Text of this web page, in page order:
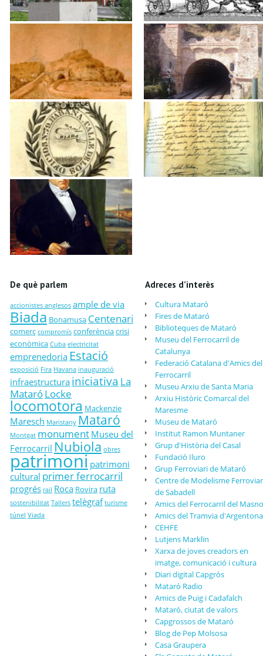
De què parlem
accionistes anglesos ample de via
Biada Bonamusa Centenari
comerç compromís conferènciacrisi
econòmica Cuba electricitat
emprenedoria Estació
exposició Fira Havana inauguració
infraestructurainiciativa La
MataróLocke
locomotora Mackenzie
Maresch Maristany Mataró
Montgat monumentMuseu del
Ferrocarril Nubiola obres
patrimonipatrimoni
cultural primer ferrocarril
progrés rail Roca Rovira ruta
sostenibilitat Tallers telègraf turisme
túnel Viada
Adreces d’interès
Cultura Mataró
Fires de Mataró
Biblioteques de Mataró
Museu del Ferrocarril de
Catalunya
Federació Catalana d'Amics del
Ferrocarril
Museu Arxiu de Santa Maria
Arxiu Històric Comarcal del
Maresme
Museu de Mataró
Institut Ramon Muntaner
Grup d'Història del Casal
Fundació Iluro
Grup Ferroviari de Mataró
Centre de Modelisme
de Sabadell
Amics del Ferrocarril del
Amics del Tramvia d'Argentona
CEHFE
Lutjens Marklïn
Xarxa de joves creadors en
imatge, comunicació i cultura
Diari digital Capgròs
Mataró Radio
Amics de Puig i Cadafalch
Mataró, ciutat de valors
Capgrossos de Mataró
Blog de Pep Molsosa
Casa Graupera